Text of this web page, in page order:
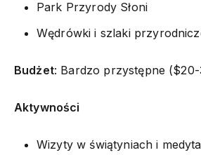
Park Przyrody Słoni
Wędrówki i szlaki
Budżet: Bardzo przystępne ($20-
Aktywności
Wizyty w świątyniach i